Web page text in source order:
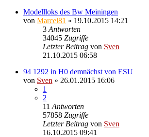
Modellloks des Bw Meiningen
von Marcel81 » 19.10.2015 14:21
3 Antworten
34045 Zugriffe
Letzter Beitrag von Sven
21.10.2015 06:58
94 1292 in H0 demnächst von ESU
von Sven » 26.01.2015 16:06
1
2
11 Antworten
57858 Zugriffe
Letzter Beitrag von Sven
16.10.2015 09:41